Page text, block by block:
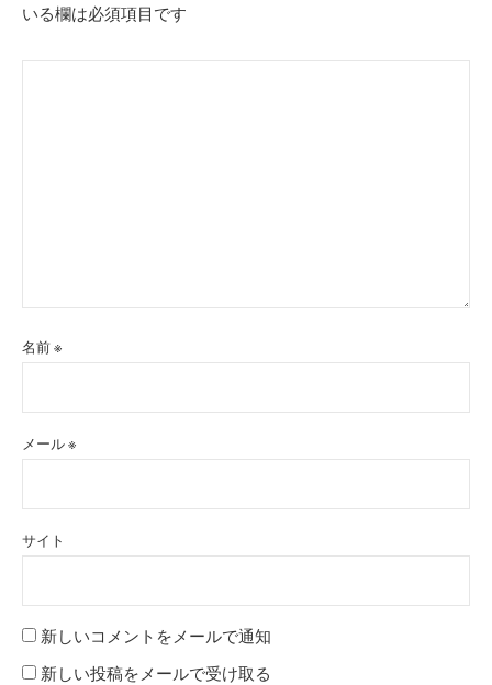
いる欄は必須項目です
名前※
メール※
サイト
新しいコメントをメールで通知
新しい投稿をメールで受け取る